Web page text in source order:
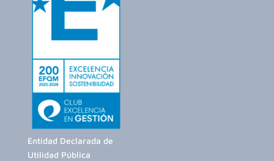
Entidad Declarada de
Utilidad Pública